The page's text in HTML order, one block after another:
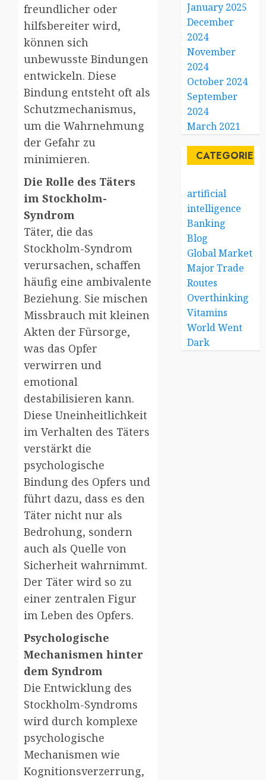
freundlicher oder
hilfsbereiter wird,
können sich
unbewusste Bindungen
entwickeln. Diese
Bindung entsteht oft als
Schutzmechanismus,
um die Wahrnehmung
der Gefahr zu
minimieren.
Die Rolle des Täters
im Stockholm-
Syndrom
Täter, die das
Stockholm-Syndrom
verursachen, schaffen
häufig eine ambivalente
Beziehung. Sie mischen
Missbrauch mit kleinen
Akten der Fürsorge,
was das Opfer
verwirren und
emotional
destabilisieren kann.
Diese Uneinheitlichkeit
im Verhalten des Täters
verstärkt die
psychologische
Bindung des Opfers und
führt dazu, dass es den
Täter nicht nur als
Bedrohung, sondern
auch als Quelle von
Sicherheit wahrnimmt.
Der Täter wird so zu
einer zentralen Figur
im Leben des Opfers.
Psychologische
Mechanismen hinter
dem Syndrom
Die Entwicklung des
Stockholm-Syndroms
wird durch komplexe
psychologische
Mechanismen wie
Kognitionsverzerrung,
January 2025
December
2024
November
2024
October 2024
September
2024
March 2021
CATEGORIES
artificial
intelligence
Banking
Blog
Global Market
Major Trade
Routes
Overthinking
Vitamins
World Went
Dark